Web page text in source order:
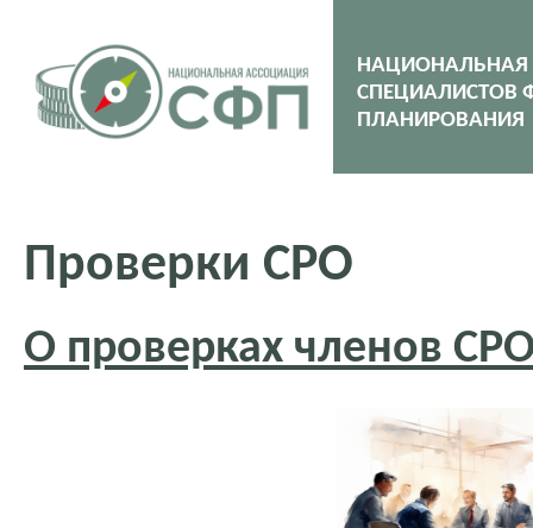
НАЦИОНАЛЬНАЯ
СПЕЦИАЛИСТОВ
ПЛАНИРОВАНИЯ
Проверки СРО
О проверках членов